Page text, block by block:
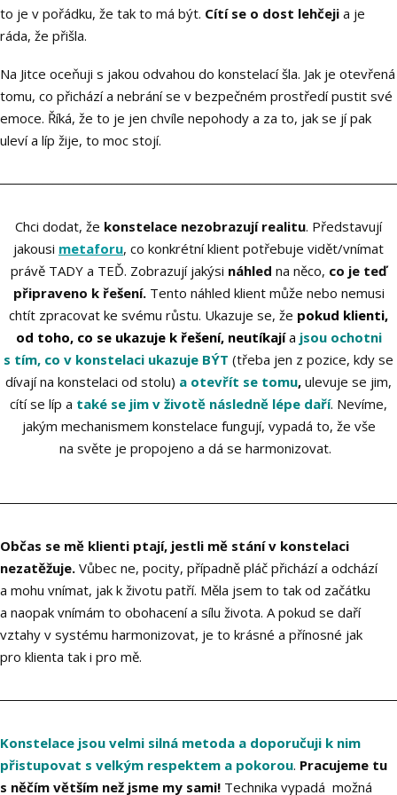
to je v pořádku, že tak to má být. Cítí se o dost lehčeji a je
ráda, že přišla.
Na Jitce oceňuji s jakou odvahou do konstelací šla. Jak je otevřená
tomu, co přichází a nebrání se v bezpečném prostředí pustit své
emoce. Říká, že to je jen chvíle nepohody a za to, jak se jí pak
uleví a líp žije, to moc stojí.
Chci dodat, že konstelace nezobrazují realitu. Představují
jakousi metaforu, co konkrétní klient potřebuje vidět/vnímat
právě TADY a TEĎ. Zobrazují jakýsi náhled na něco, co je teď
připraveno k řešení. Tento náhled klient může nebo nemusi
chtít zpracovat ke svému růstu. Ukazuje se, že pokud klienti,
od toho, co se ukazuje k řešení, neutíkajía jsou ochotni
s tím, co v konstelaci ukazuje BÝT (třeba jen z pozice, kdy se
dívají na konstelaci od stolu) a otevřít se tomu, ulevuje se jim,
cítí se líp a také se jim v životě následně lépe daří. Nevíme,
jakým mechanismem konstelace fungují, vypadá to, že vše
na světe je propojeno a dá se harmonizovat.
Občas se mě klienti ptají, jestli mě stání v konstelaci
nezatěžuje. Vůbec ne, pocity, případně pláč přichází a odchází
a mohu vnímat, jak k životu patří. Měla jsem to tak od začátku
a naopak vnímám to obohacení a sílu života. A pokud se daří
vztahy v systému harmonizovat, je to krásné a přínosné jak
pro klienta tak i pro mě.
Konstelace jsou velmi silná metoda a doporučuji k nim
přistupovat s velkým respektem a pokorou. Pracujeme tu
s něčím větším než jsme my sami! Technika vypadá možná